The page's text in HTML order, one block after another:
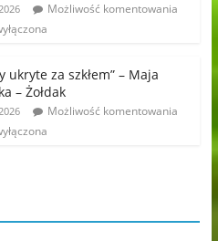
Możliwość komentowania
ukryte za szkłem” – Maja
– Żołdak
Możliwość komentowania